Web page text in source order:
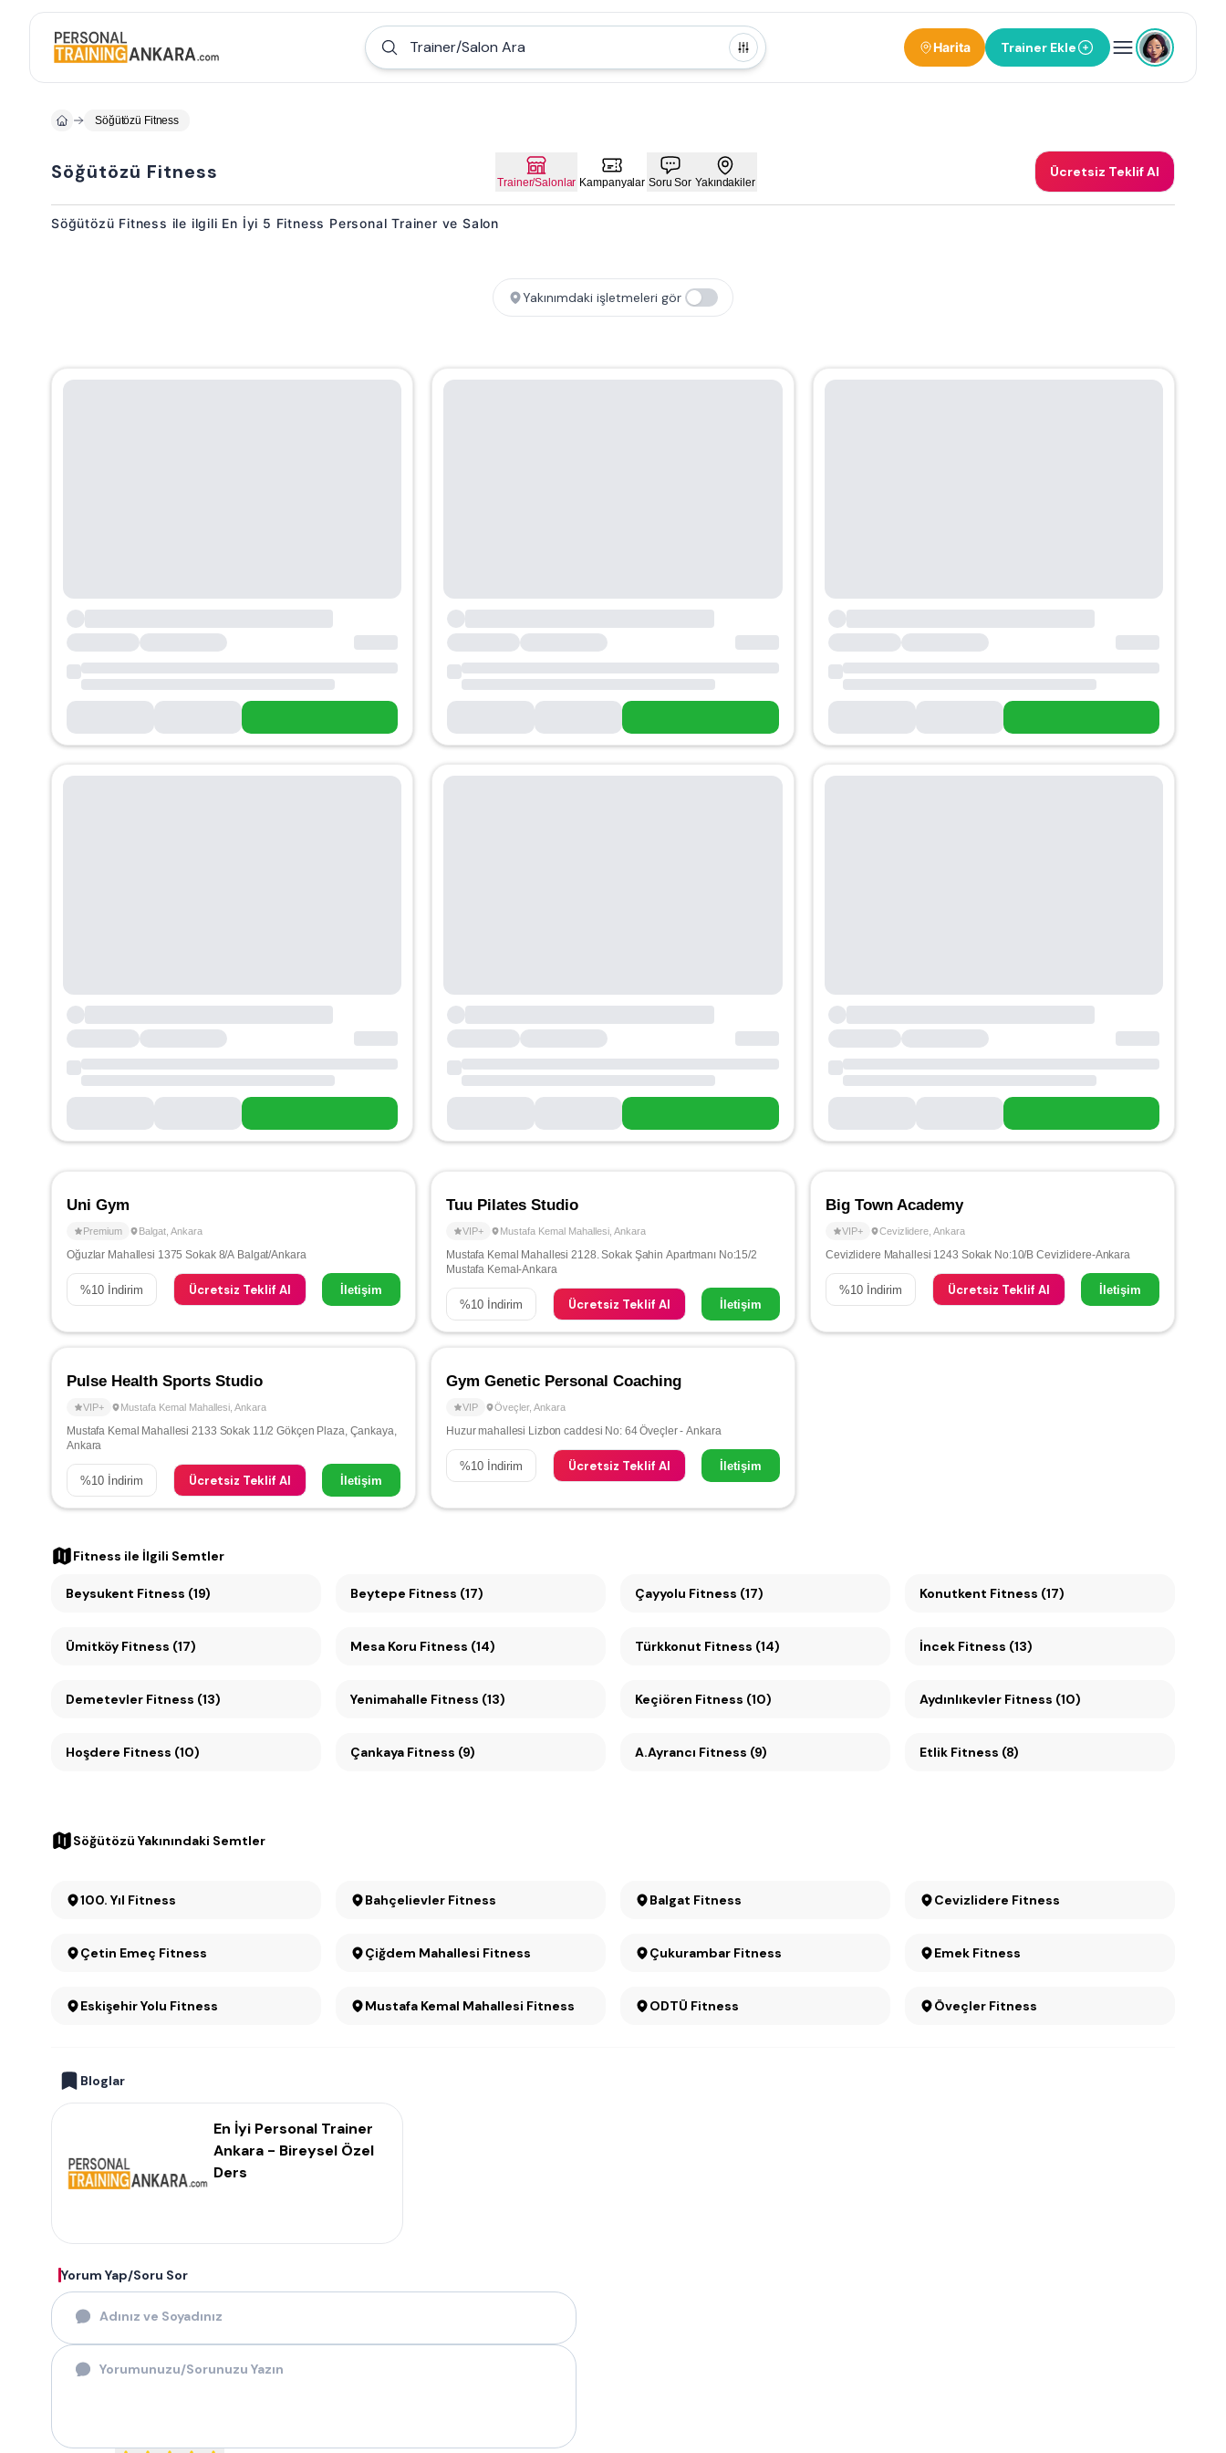
Trainer/Salon Ara Harita Trainer Ekle
Söğütözü Fitness
Söğütözü Fitness Trainer/Salonlar Kampanyalar Soru Sor Yakındakiler
Ücretsiz Teklif Al
Söğütözü Fitness ile ilgili En İyi 5 Fitness Personal Trainer ve Salon
Yakınımdaki işletmeleri gör
Uni Gym
Premium Balgat Ankara
Oğuzlar Mahallesi 1375 Sokak 8/A Balgat/Ankara
%10 İndirim Ücretsiz Teklif Al İletişim
Tuu Pilates Studio
VIP+ Mustafa Kemal Mahallesi Ankara
Mustafa Kemal Mahallesi 2128. Sokak Şahin Apartmanı No:15/2
Mustafa Kemal-Ankara
%10 İndirim Ücretsiz Teklif Al İletişim
Big Town Academy
VIP+ Cevizlidere Ankara
Cevizlidere Mahallesi 1243 Sokak No:10/B Cevizlidere-Ankara
%10 İndirim Ücretsiz Teklif Al İletişim
Pulse Health Sports Studio
VIP+ Mustafa Kemal Mahallesi Ankara
Mustafa Kemal Mahallesi 2133 Sokak 11/2 Gökçen Plaza, Çankaya,
Ankara
%10 İndirim Ücretsiz Teklif Al İletişim
Gym Genetic Personal Coaching
VIP Öveçler, Ankara
Huzur mahallesi Lizbon caddesi No: 64 Öveçler - Ankara
%10 İndirim Ücretsiz Teklif Al İletişim
Fitness ile İlgili Semtler
Beysukent Fitness (19) Beytepe Fitness (17) Çayyolu Fitness (17) Konutkent Fitness (17)
Ümitköy Fitness (17) Mesa Koru Fitness (14) Türkkonut Fitness (14) İncek Fitness (13)
Demetevler Fitness (13) Yenimahalle Fitness (13) Keçiören Fitness (10) Aydınlıkevler Fitness (10)
Hoşdere Fitness (10) Çankaya Fitness (9) A.Ayrancı Fitness (9) Etlik Fitness (8)
Söğütözü Yakınındaki Semtler
100. Yıl Fitness Bahçelievler Fitness Balgat Fitness Cevizlidere Fitness
Çetin Emeç Fitness Çiğdem Mahallesi Fitness Çukurambar Fitness Emek Fitness
Eskişehir Yolu Fitness Mustafa Kemal Mahallesi Fitness ODTÜ Fitness Öveçler Fitness
Bloglar
En İyi Personal Trainer
Ankara - Bireysel Özel
Ders
Yorum Yap/Soru Sor